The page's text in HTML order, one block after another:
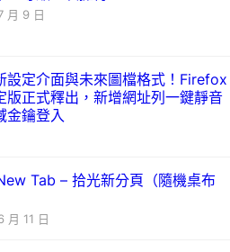
月 9 日
設定介面與未來圖檔格式！Firefox
版正式釋出，新增網址列一鍵靜音
金鑰登入
Tab – 拾光新分頁（隨機桌布
月 11 日